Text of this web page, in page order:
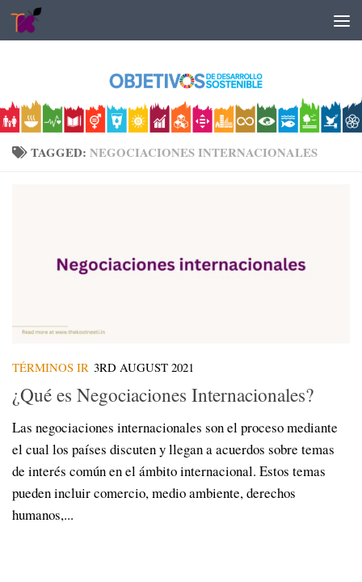
Skip to content
TAGGED: NEGOCIACIONES INTERNACIONALES
TÉRMINOS IR 3RD AUGUST 2021
¿Qué es Negociaciones Internacionales?
Las negociaciones internacionales son el proceso mediante
el cual los países discuten y llegan a acuerdos sobre temas
de interés común en el ámbito internacional. Estos temas
pueden incluir comercio, medio ambiente, derechos
humanos,...